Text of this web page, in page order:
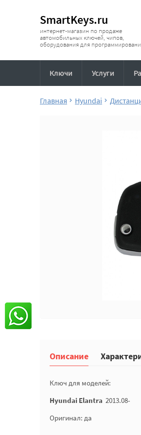
SmartKeys.ru
интернет-магазин по продаже
автомобильных ключей, чипов,
оборудования для
Ключи Услуги
Главная Hyundai
Описание
Ключ для моделей:
Hyundai Elantra 2013.08-
Оригинал: да